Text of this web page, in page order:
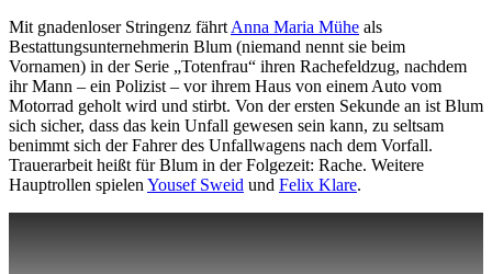
Mit gnadenloser Stringenz fährt Anna Maria Mühe als
Bestattungsunternehmerin Blum (niemand nennt sie beim
Vornamen) in der Serie „Totenfrau“ ihren Rachefeldzug, nachdem
ihr Mann – ein Polizist – vor ihrem Haus von einem Auto vom
Motorrad geholt wird und stirbt. Von der ersten Sekunde an ist Blum
sich sicher, dass das kein Unfall gewesen sein kann, zu seltsam
benimmt sich der Fahrer des Unfallwagens nach dem Vorfall.
Trauerarbeit heißt für Blum in der Folgezeit: Rache. Weitere
Hauptrollen spielen Yousef Sweid und Felix Klare.